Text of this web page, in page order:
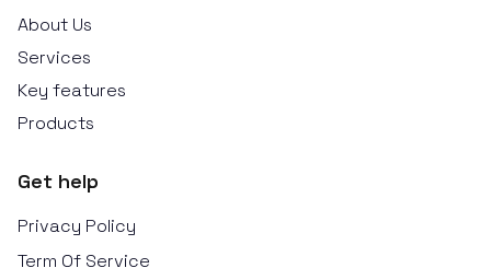
About Us
Services
Key features
Products
Get help
Privacy Policy
Term Of Service